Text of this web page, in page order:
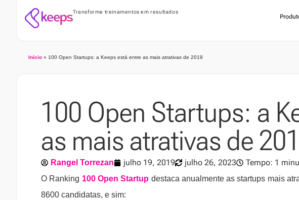
Transforme treinamentos em resultados
Início » 100 Open Startups: a Keeps está entre as mais atrativas de 2019
100 Open Startups: a
as mais atrativas de
Rangel Torrezan julho 19, 2019 julho 26, 2023 Tempo: 1
O Ranking 100 Open Startup destaca anualmente as startups mais
8600 candidatas, e sim: